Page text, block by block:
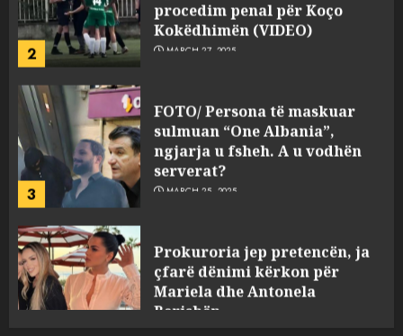
2 MARCH 27, 2025
3
ngjarja u fsheh. A u vodhën
serverat?
MARCH 25, 2025
4
Mariela dhe Antonela
Berishën
MARCH 25, 2025